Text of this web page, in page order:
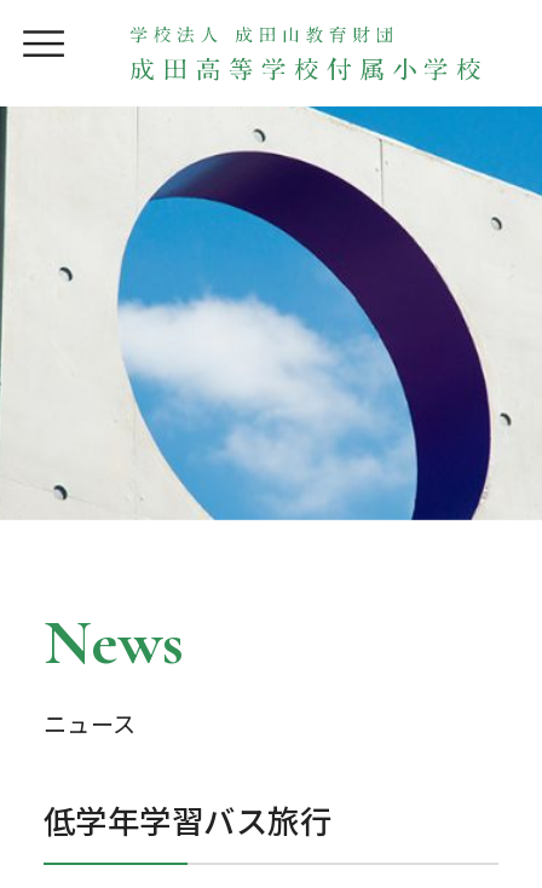
News
ニュース
低学年学習バス旅行